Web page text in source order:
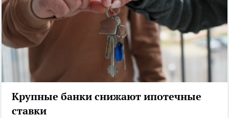
Крупные банки снижают ипотечные
ставки